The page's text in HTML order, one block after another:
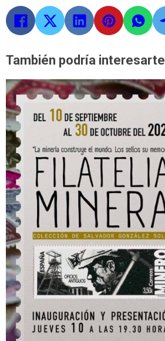
También podría interesarte